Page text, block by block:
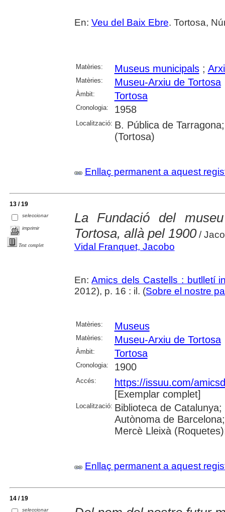
En: Veu del Baix Ebre. Tortosa,
Matèries: Museus municipals;
Matèries: Museu-Arxiu de Tortosa
Àmbit: Tortosa
Cronologia: 1958
Localització: B. Pública de
(Tortosa)
Enllaç permanent a aquest
13 / 19
seleccionar
imprimir
Text complet
La Fundació del
Tortosa, allà pel 1900/
Vidal Franquet, Jacobo
En:Amics dels Castells : butlletí
2012), p. 16 : il. (Sobre el nostre
Matèries: Museus
Matèries: Museu-Arxiu de Tortosa
Àmbit: Tortosa
Cronologia: 1900
Accés:
https://issuu.com/
[Exemplar complet]
Localització: Biblioteca de
Autònoma de
Mercè Lleixà
Enllaç permanent a aquest
14 / 19
seleccionar